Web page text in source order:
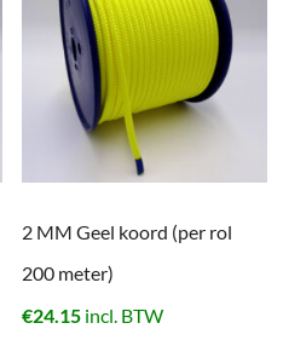
2 MM Geel koord (per rol
200 meter)
€24.15 incl. BTW